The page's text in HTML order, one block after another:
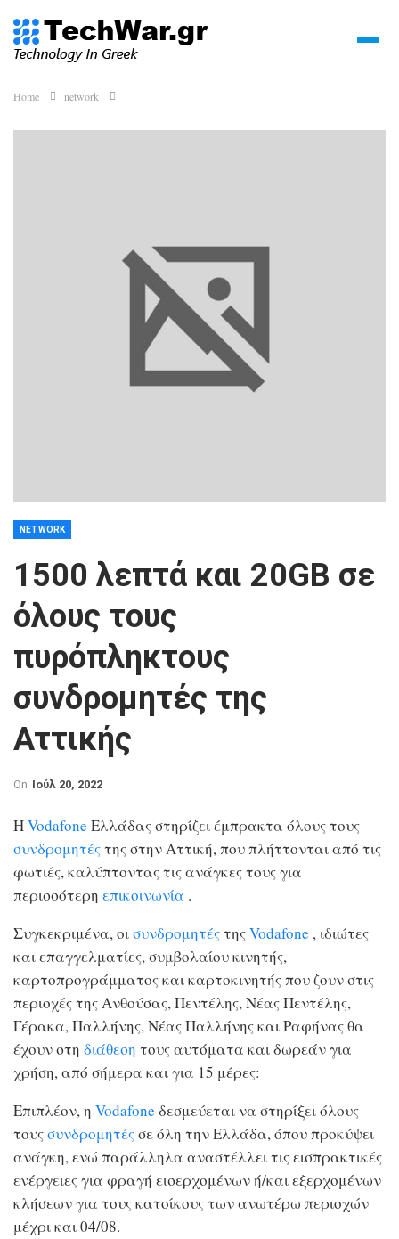
Home network
NETWORK
1500 λεπτά και 20GB σε
όλους τους
πυρόπληκτους
συνδρομητές της
Αττικής
On Ιούλ 20, 2022
ΗVodafone Ελλάδας στηρίζει έμπρακτα όλους τους
συνδρομητέςτης στην Αττική, που πλήττονται από τις
φωτιές, καλύπτοντας τις ανάγκες τους για
περισσότερη επικοινωνία .
Συγκεκριμένα, οισυνδρομητέςτηςVodafone , ιδιώτες
και επαγγελματίες, συμβολαίου κινητής,
καρτοπρογράμματος και καρτοκινητής που ζουν στις
περιοχές της Ανθούσας, Πεντέλης, Νέας Πεντέλης,
Γέρακα, Παλλήνης, Νέας Παλλήνης και Ραφήνας θα
έχουν στη διάθεση τους αυτόματα και δωρεάν για
χρήση, από σήμερα και για 15 μέρες:
Επιπλέον, η Vodafone δεσμεύεται να στηρίξει όλους
τουςσυνδρομητέςσε όλη την Ελλάδα, όπου προκύψει
ανάγκη, ενώ παράλληλα αναστέλλει τις εισπρακτικές
ενέργειες για φραγή εισερχομένων ή/και εξερχομένων
κλήσεων για τους κατοίκους των ανωτέρω περιοχών
μέχρι και 04/08.